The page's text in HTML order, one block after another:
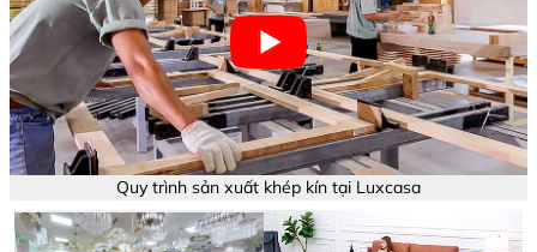
Quy trình sản xuất khép kín tại Luxcasa